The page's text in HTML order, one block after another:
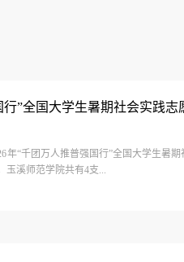
”全国大学生暑期社会实践志
“千团万人推普强国行”全国大学生暑
玉溪师范学院共有4支...